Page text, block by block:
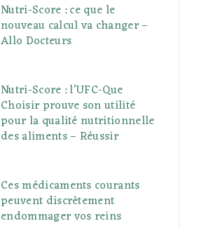
Nutri-Score : ce que le
nouveau calcul va changer –
Allo Docteurs
Nutri-Score : l’UFC-Que
Choisir prouve son utilité
pour la qualité nutritionnelle
des aliments – Réussir
Ces médicaments courants
peuvent discrètement
endommager vos reins